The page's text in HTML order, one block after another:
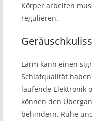
Körper arbeiten
regulieren.
Lärm kann einen
Schlafqualität
laufende Elektronik
können den
behindern. Ruhe